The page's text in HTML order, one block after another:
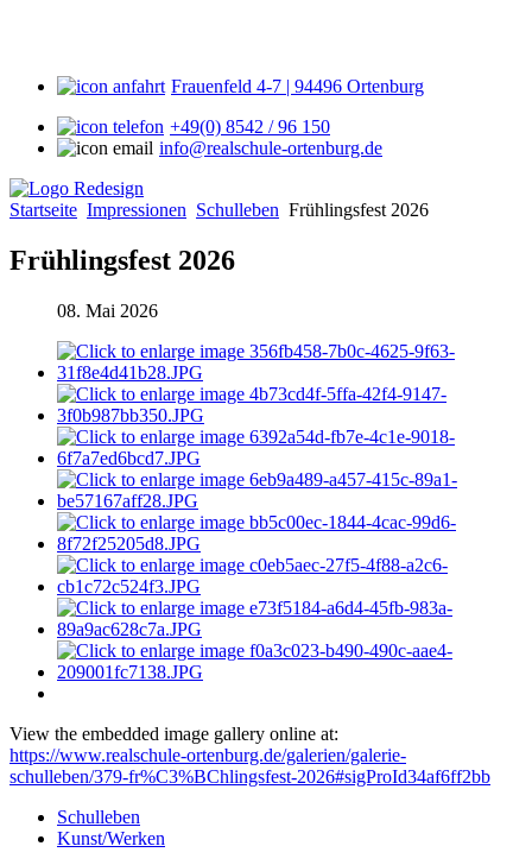
Frauenfeld 4-7 | 94496 Ortenburg
+49(0) 8542 / 96 150
info@realschule-ortenburg.de
Startseite Impressionen Schulleben Frühlingsfest 2026
Frühlingsfest 2026
08. Mai 2026
View the embedded image gallery online at:
https://www.realschule-ortenburg.de/galerien/galerie-
schulleben/379-fr%C3%BChlingsfest-2026#sigProId34af6ff2bb
Schulleben
Kunst/Werken